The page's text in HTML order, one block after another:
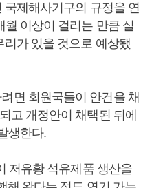
제해사기구의 규정을 연
이상이 걸리는 만큼 실
가 있을 것으로 예상됐
면 회원국들이 안건을 채
고 개정안이 채택된 뒤에
생한다.
저유황 석유제품 생산을